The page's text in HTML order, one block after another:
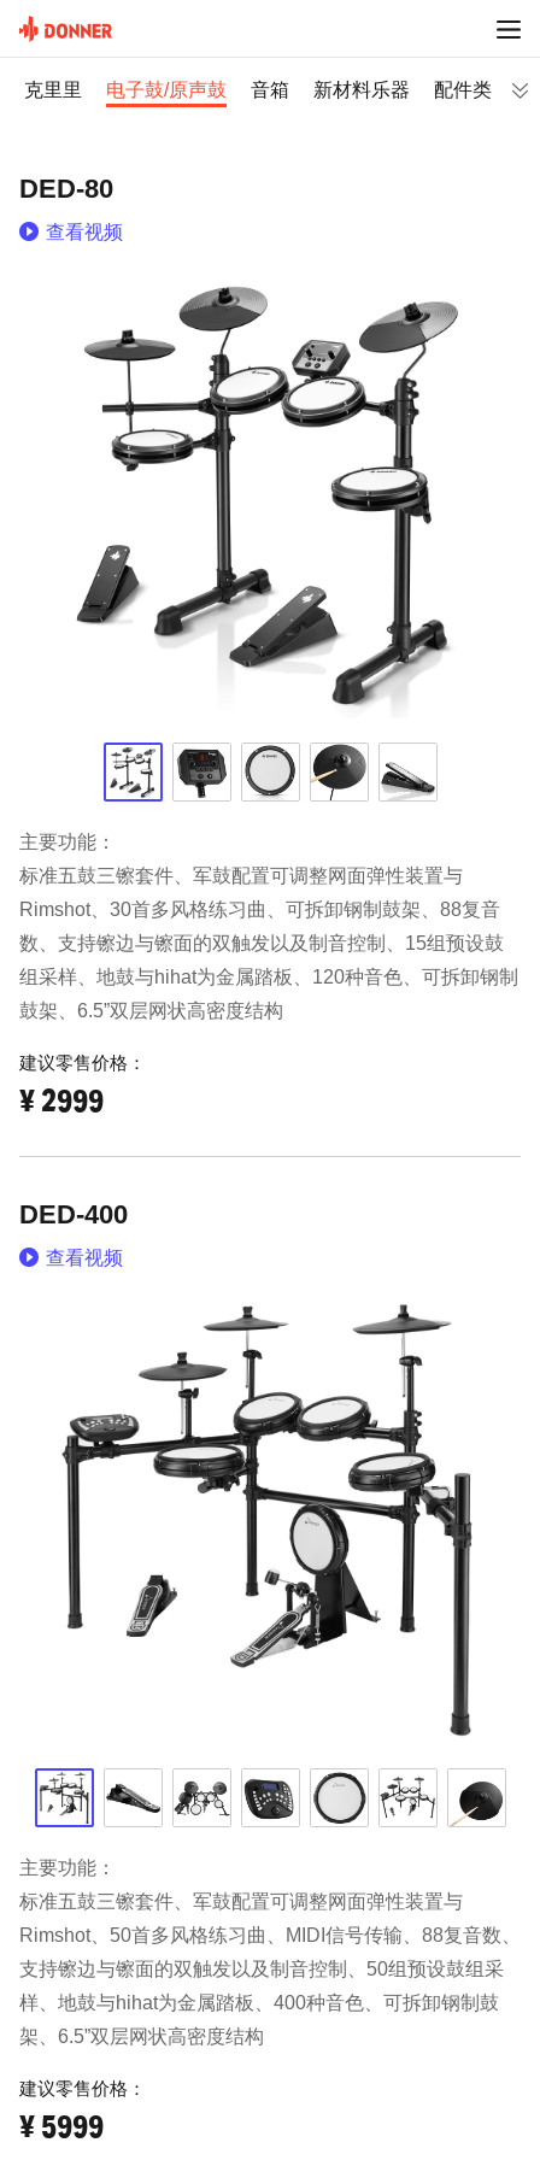
尤克里里 电子鼓/原声鼓 音箱 新材料乐器 配件类
DED-80
查看视频
主要功能：
标准五鼓三镲套件、军鼓配置可调整网面弹性装置与
Rimshot、30首多风格练习曲、可拆卸钢制鼓架、88复音
数、支持镲边与镲面的双触发以及制音控制、15组预设鼓
组采样、地鼓与hihat为金属踏板、120种音色、可拆卸钢制
鼓架、6.5”双层网状高密度结构
建议零售价格：
¥ 2999
DED-400
查看视频
主要功能：
标准五鼓三镲套件、军鼓配置可调整网面弹性装置与
Rimshot、50首多风格练习曲、MIDI信号传输、88复音数、
支持镲边与镲面的双触发以及制音控制、50组预设鼓组采
样、地鼓与hihat为金属踏板、400种音色、可拆卸钢制鼓
架、6.5”双层网状高密度结构
建议零售价格：
¥ 5999